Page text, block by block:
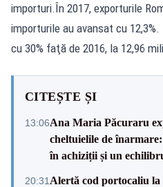
importuri.În 2017, exporturile
importurile au avansat cu
cu 30% faţă de 2016, la 12,96
CITEȘTE ȘI
13:06Ana Maria Păcuraru
cheltuielile de
în achiziții și un
20:31 Alertă cod portocaliu